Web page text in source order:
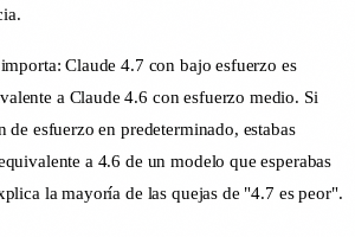
Claude 4.7 con bajo esfuerzo es
a Claude 4.6 con esfuerzo medio. Si
de esfuerzo en predeterminado, estabas
a 4.6 de un modelo que esperabas
la mayoría de las quejas de "4.7 es peor".